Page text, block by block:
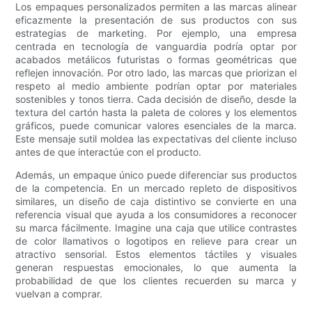
Los empaques personalizados permiten a las marcas alinear
eficazmente la presentación de sus productos con sus
estrategias de marketing. Por ejemplo, una empresa
centrada en tecnología de vanguardia podría optar por
acabados metálicos futuristas o formas geométricas que
reflejen innovación. Por otro lado, las marcas que priorizan el
respeto al medio ambiente podrían optar por materiales
sostenibles y tonos tierra. Cada decisión de diseño, desde la
textura del cartón hasta la paleta de colores y los elementos
gráficos, puede comunicar valores esenciales de la marca.
Este mensaje sutil moldea las expectativas del cliente incluso
antes de que interactúe con el producto.
Además, un empaque único puede diferenciar sus productos
de la competencia. En un mercado repleto de dispositivos
similares, un diseño de caja distintivo se convierte en una
referencia visual que ayuda a los consumidores a reconocer
su marca fácilmente. Imagine una caja que utilice contrastes
de color llamativos o logotipos en relieve para crear un
atractivo sensorial. Estos elementos táctiles y visuales
generan respuestas emocionales, lo que aumenta la
probabilidad de que los clientes recuerden su marca y
vuelvan a comprar.